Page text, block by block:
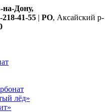
на-Дону,
218-41-55 | РО, Аксайский р-
лёд»